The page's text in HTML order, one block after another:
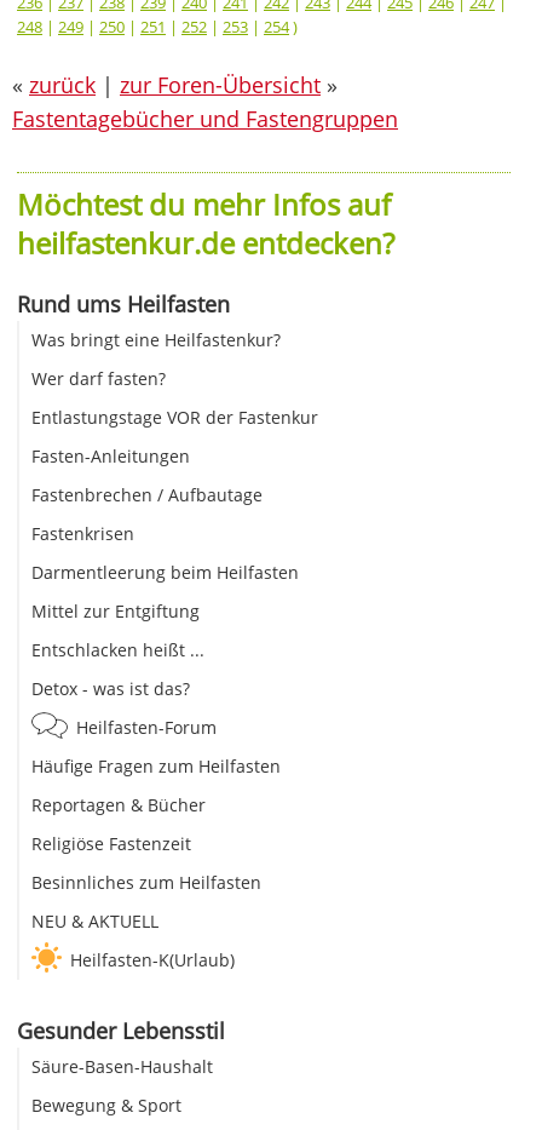
248 | 249 | 250 | 251 | 252 | 253 | 254)
« zurück | zur Foren-Übersicht »
Fastentagebücher und Fastengruppen
Möchtest du mehr Infos auf
heilfastenkur.de entdecken?
Rund ums Heilfasten
Was bringt eine Heilfastenkur?
Wer darf fasten?
Entlastungstage VOR der Fastenkur
Fasten-Anleitungen
Fastenbrechen / Aufbautage
Fastenkrisen
Darmentleerung beim Heilfasten
Mittel zur Entgiftung
Entschlacken heißt ...
Detox - was ist das?
Heilfasten-Forum
Häufige Fragen zum Heilfasten
Reportagen & Bücher
Religiöse Fastenzeit
Besinnliches zum Heilfasten
NEU & AKTUELL
Heilfasten-K(Urlaub)
Gesunder Lebensstil
Säure-Basen-Haushalt
Bewegung & Sport